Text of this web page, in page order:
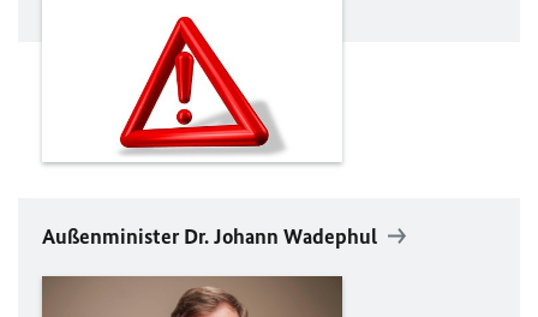
Außenminister Dr. Johann Wadephul